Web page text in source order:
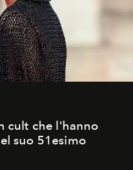
cult che l'hanno
suo 51esimo